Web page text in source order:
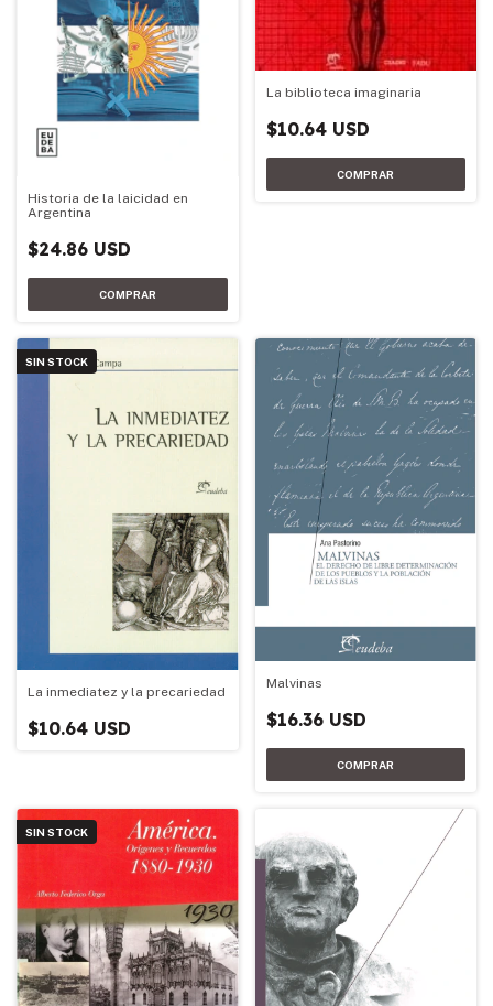
Historia de la laicidad en
Argentina
$24.86 USD
La biblioteca imaginaria
$10.64 USD
SIN STOCK
La inmediatez y la precariedad
$10.64 USD
Malvinas
$16.36 USD
SIN STOCK